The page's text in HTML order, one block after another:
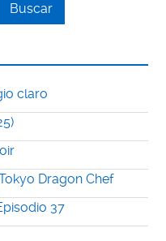
claro
Dragon Chef
37